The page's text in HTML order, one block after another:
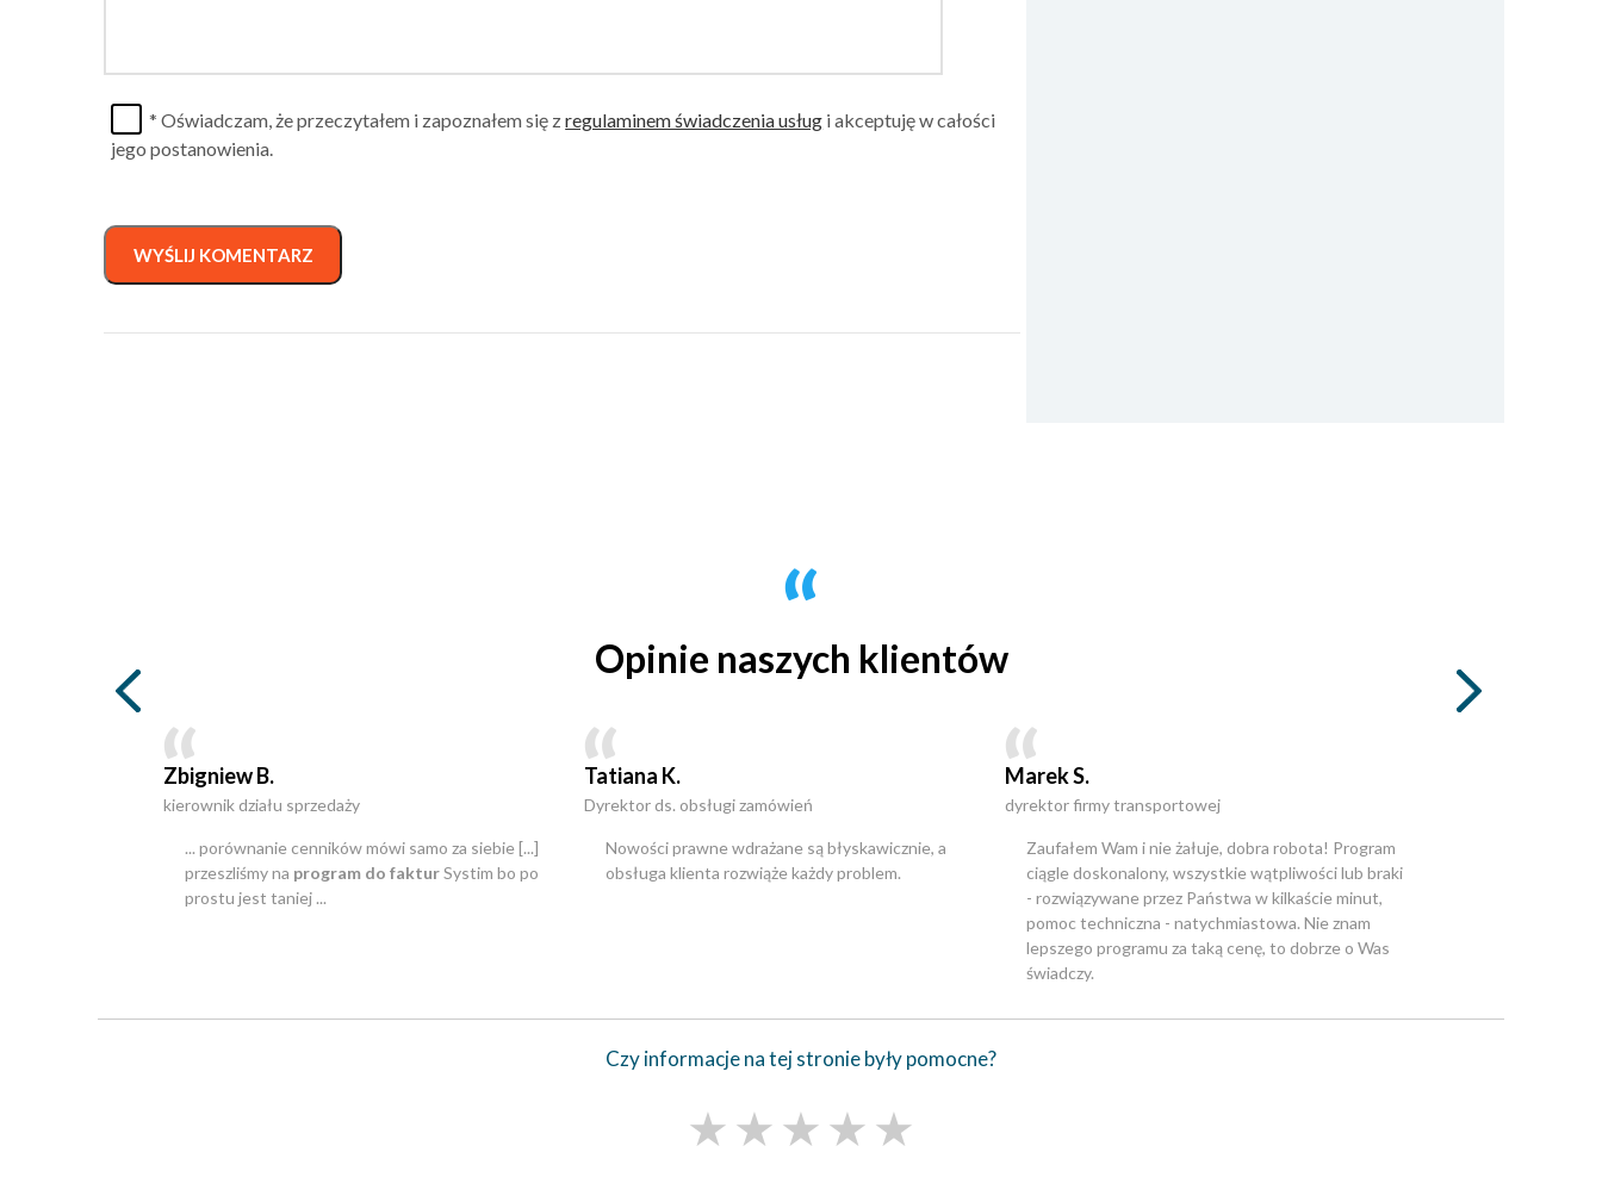
* Oświadczam, że przeczytałem i zapoznałem się zregulaminem świadczenia usług i akceptuję w całości
jego postanowienia.
WYŚLIJ KOMENTARZ
Opinie naszych klientów
Zbigniew B.
kierownik działu sprzedaży
... porównanie cenników mówi samo za siebie [...]
przeszliśmy na program do fakturSystim bo po
prostu jest taniej ...
Tatiana K.
Dyrektor ds. obsługi zamówień
Nowości prawne wdrażane są błyskawicznie, a
obsługa klienta rozwiąże każdy problem.
Marek S.
dyrektor firmy transportowej
Zaufałem Wam i nie żałuje, dobra robota! Program
ciągle doskonalony, wszystkie wątpliwości lub braki
- rozwiązywane przez Państwa w kilkaście minut,
pomoc techniczna - natychmiastowa. Nie znam
lepszego programu za taką cenę, to dobrze o Was
świadczy.
Czy informacje na tej stronie były pomocne?
★★★★★